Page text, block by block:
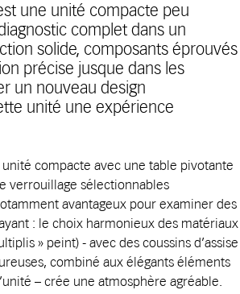
une unité compacte peu
complet dans un
solide, composants éprouvés
précise jusque dans les
un nouveau design
unité une expérience
unité compacte avec une table pivotante
verrouillage sélectionnables
avantageux pour examiner des
: le choix harmonieux des matériaux
» peint) - avec des coussins d’assise
combiné aux élégants éléments
– crée une atmosphère agréable.